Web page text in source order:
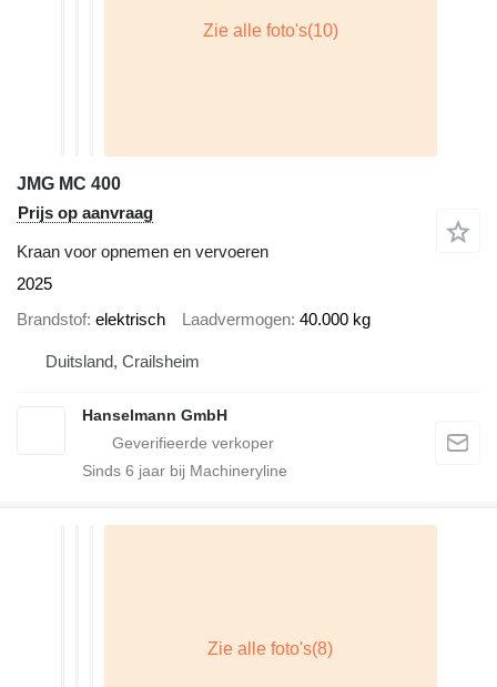
JMG MC 400
Prijs op aanvraag
Kraan voor opnemen en vervoeren
2025
Brandstof elektrisch Laadvermogen 40.000 kg
Duitsland, Crailsheim
Hanselmann GmbH
Sinds 6 jaar bij Machineryline